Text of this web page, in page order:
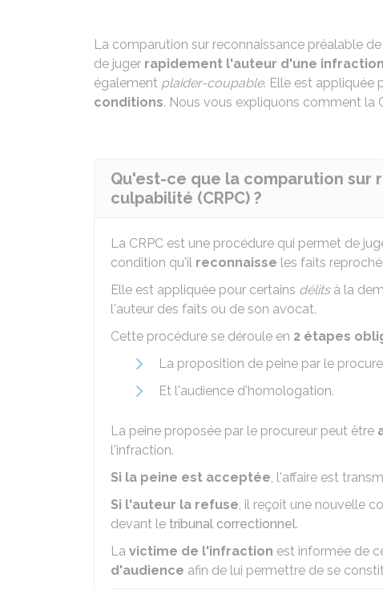
La comparution sur reconnaissance préalable
de juger rapidement l'auteur d'une
également plaider-coupable. Elle est appliquée
conditions. Nous vous expliquons comment la
Qu'est-ce que la comparution sur
culpabilité (CRPC) ?
La CRPC est une procédure qui permet de
condition qu'il reconnaisse les faits
Elle est appliquée pour certains délitsà la
l'auteur des faits ou de son avocat.
Cette procédure se déroule en 2 étapes
La proposition de peine par le
Et l'audience d'homologation.
La peine proposée par le procureur peut être
l'infraction.
Si la peine est acceptée, l'affaire est
Si l'auteur la refuse, il reçoit une nouvelle
devant le tribunal correctionnel.
La victime de l'infraction est informée de
d'audience afin de lui permettre de se